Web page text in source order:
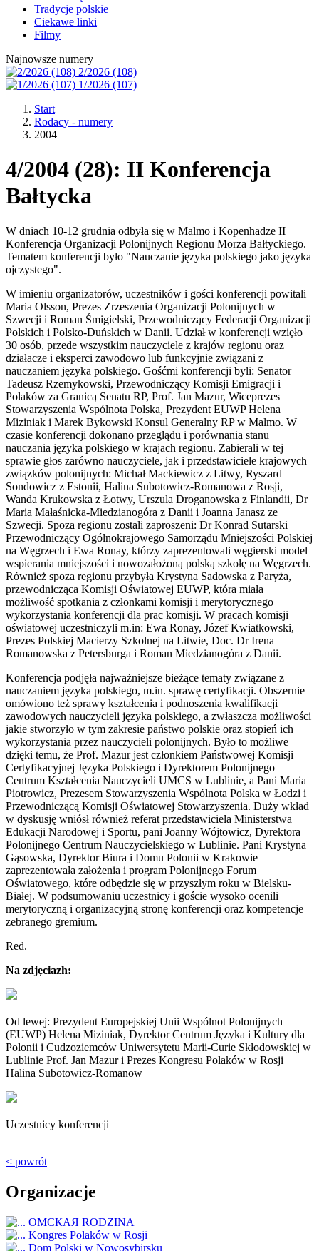
Tradycje polskie
Ciekawe linki
Filmy
Najnowsze numery
2/2026 (108)
1/2026 (107)
Start
Rodacy - numery
2004
4/2004 (28): II Konferencja
Bałtycka
W dniach 10-12 grudnia odbyła się w Malmo i Kopenhadze II
Konferencja Organizacji Polonijnych Regionu Morza Bałtyckiego.
Tematem konferencji było "Nauczanie języka polskiego jako języka
ojczystego".
W imieniu organizatorów, uczestników i gości konferencji powitali
Maria Olsson, Prezes Zrzeszenia Organizacji Polonijnych w
Szwecji i Roman Śmigielski, Przewodniczący Federacji Organizacji
Polskich i Polsko-Duńskich w Danii. Udział w konferencji wzięło
30 osób, przede wszystkim nauczyciele z krajów regionu oraz
działacze i eksperci zawodowo lub funkcyjnie związani z
nauczaniem języka polskiego. Gośćmi konferencji byli: Senator
Tadeusz Rzemykowski, Przewodniczący Komisji Emigracji i
Polaków za Granicą Senatu RP, Prof. Jan Mazur, Wiceprezes
Stowarzyszenia Wspólnota Polska, Prezydent EUWP Helena
Miziniak i Marek Bykowski Konsul Generalny RP w Malmo. W
czasie konferencji dokonano przeglądu i porównania stanu
nauczania języka polskiego w krajach regionu. Zabierali w tej
sprawie głos zarówno nauczyciele, jak i przedstawiciele krajowych
związków polonijnych: Michał Mackiewicz z Litwy, Ryszard
Sondowicz z Estonii, Halina Subotowicz-Romanowa z Rosji,
Wanda Krukowska z Łotwy, Urszula Droganowska z Finlandii, Dr
Maria Małaśnicka-Miedzianogóra z Danii i Joanna Janasz ze
Szwecji. Spoza regionu zostali zaproszeni: Dr Konrad Sutarski
Przewodniczący Ogólnokrajowego Samorządu Mniejszości Polskiej
na Węgrzech i Ewa Ronay, którzy zaprezentowali węgierski model
wspierania mniejszości i nowozałożoną polską szkołę na Węgrzech.
Również spoza regionu przybyła Krystyna Sadowska z Paryża,
przewodnicząca Komisji Oświatowej EUWP, która miała
możliwość spotkania z członkami komisji i merytorycznego
wykorzystania konferencji dla prac komisji. W pracach komisji
oświatowej uczestniczyli m.in: Ewa Ronay, Józef Kwiatkowski,
Prezes Polskiej Macierzy Szkolnej na Litwie, Doc. Dr Irena
Romanowska z Petersburga i Roman Miedzianogóra z Danii.
Konferencja podjęła najważniejsze bieżące tematy związane z
nauczaniem języka polskiego, m.in. sprawę certyfikacji. Obszernie
omówiono też sprawy kształcenia i podnoszenia kwalifikacji
zawodowych nauczycieli języka polskiego, a zwłaszcza możliwości
jakie stworzyło w tym zakresie państwo polskie oraz stopień ich
wykorzystania przez nauczycieli polonijnych. Było to możliwe
dzięki temu, że Prof. Mazur jest członkiem Państwowej Komisji
Certyfikacyjnej Języka Polskiego i Dyrektorem Polonijnego
Centrum Kształcenia Nauczycieli UMCS w Lublinie, a Pani Maria
Piotrowicz, Prezesem Stowarzyszenia Wspólnota Polska w Łodzi i
Przewodniczącą Komisji Oświatowej Stowarzyszenia. Duży wkład
w dyskusję wniósł również referat przedstawiciela Ministerstwa
Edukacji Narodowej i Sportu, pani Joanny Wójtowicz, Dyrektora
Polonijnego Centrum Nauczycielskiego w Lublinie. Pani Krystyna
Gąsowska, Dyrektor Biura i Domu Polonii w Krakowie
zaprezentowała założenia i program Polonijnego Forum
Oświatowego, które odbędzie się w przyszłym roku w Bielsku-
Białej. W podsumowaniu uczestnicy i goście wysoko ocenili
merytoryczną i organizacyjną stronę konferencji oraz kompetencje
zebranego gremium.
Red.
Na zdjęciazh:
Od lewej: Prezydent Europejskiej Unii Wspólnot Polonijnych
(EUWP) Helena Miziniak, Dyrektor Centrum Języka i Kultury dla
Polonii i Cudzoziemców Uniwersytetu Marii-Curie Skłodowskiej w
Lublinie Prof. Jan Mazur i Prezes Kongresu Polaków w Rosji
Halina Subotowicz-Romanow
Uczestnicy konferencji
< powrót
Organizacje
ОМСКАЯ RODZINA
Kongres Polaków w Rosji
Dom Polski w Nowosybirsku